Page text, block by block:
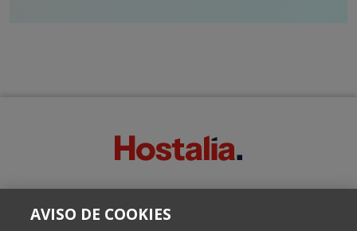
Escrito por el equipo de Comunicación de Hostalia, dirigido por
AVISO DE COOKIES